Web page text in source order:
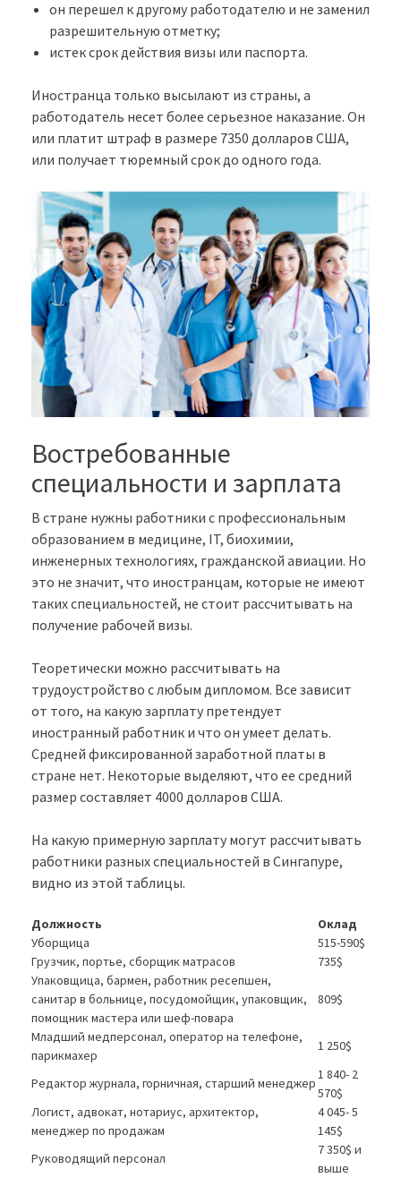
он перешел к другому работодателю и не заменил
разрешительную отметку;
истек срок действия визы или паспорта.
Иностранца только высылают из страны, а
работодатель несет более серьезное наказание. Он
или платит штраф в размере 7350 долларов США,
или получает тюремный срок до одного года.
Востребованные
специальности и зарплата
В стране нужны работники с профессиональным
образованием в медицине, IT, биохимии,
инженерных технологиях, гражданской авиации. Но
это не значит, что иностранцам, которые не имеют
таких специальностей, не стоит рассчитывать на
получение рабочей визы.
Теоретически можно рассчитывать на
трудоустройство с любым дипломом. Все зависит
от того, на какую зарплату претендует
иностранный работник и что он умеет делать.
Средней фиксированной заработной платы в
стране нет. Некоторые выделяют, что ее средний
размер составляет 4000 долларов США.
На какую примерную зарплату могут рассчитывать
работники разных специальностей в Сингапуре,
видно из этой таблицы.
Должность
Оклад
Уборщица
515-590$
Грузчик, портье, сборщик матрасов
735$
Упаковщица, бармен, работник ресепшен,
санитар в больнице, посудомойщик, упаковщик,
помощник мастера или шеф-повара
809$
Младший медперсонал, оператор на телефоне,
парикмахер
1 250$
Редактор журнала, горничная, старший менеджер
1 840- 2
570$
Логист, адвокат, нотариус, архитектор,
менеджер по продажам
4 045- 5
145$
Руководящий персонал
7 350$ и
выше